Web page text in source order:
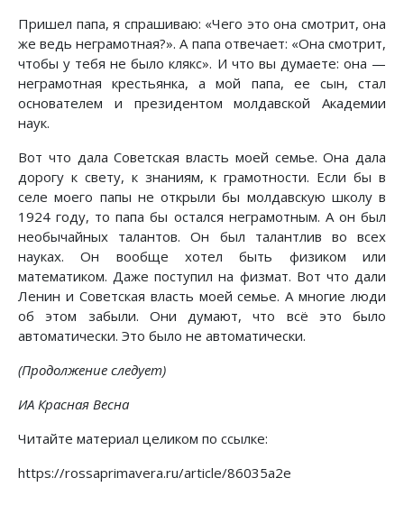
Пришел папа, я спрашиваю: «Чего это она смотрит, она
же ведь неграмотная?». А папа отвечает: «Она смотрит,
чтобы у тебя не было клякс». И что вы думаете: она —
неграмотная крестьянка, а мой папа, ее сын, стал
основателем и президентом молдавской Академии
наук.
Вот что дала Советская власть моей семье. Она дала
дорогу к свету, к знаниям, к грамотности. Если бы в
селе моего папы не открыли бы молдавскую школу в
1924 году, то папа бы остался неграмотным. А он был
необычайных талантов. Он был талантлив во всех
науках. Он вообще хотел быть физиком или
математиком. Даже поступил на физмат. Вот что дали
Ленин и Советская власть моей семье. А многие люди
об этом забыли. Они думают, что всё это было
автоматически. Это было не автоматически.
(Продолжение следует)
ИА Красная Весна
Читайте материал целиком по ссылке:
https://rossaprimavera.ru/article/86035a2e